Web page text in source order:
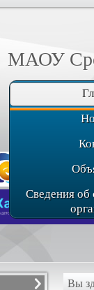
МАОУ
Сведения об
Вы